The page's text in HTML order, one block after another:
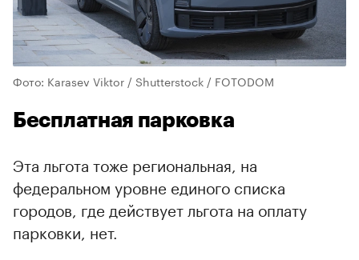
Фото: Karasev Viktor / Shutterstock / FOTODOM
Бесплатная парковка
Эта льгота тоже региональная, на
федеральном уровне единого списка
городов, где действует льгота на оплату
парковки, нет.